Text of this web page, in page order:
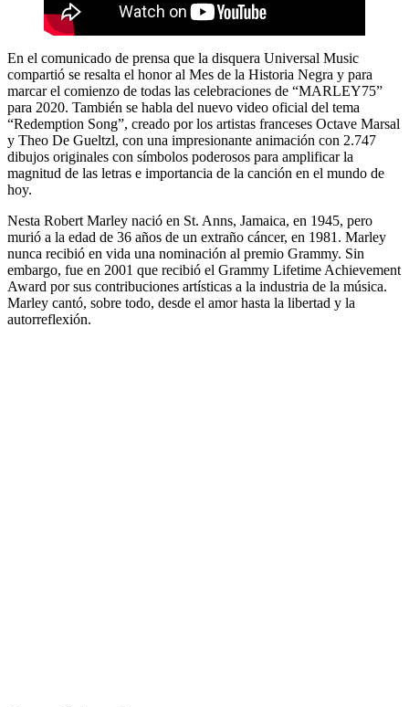
En el comunicado de prensa que la disquera Universal Music
compartió se resalta el honor al Mes de la Historia Negra y para
marcar el comienzo de todas las celebraciones de “MARLEY75”
para 2020. También se habla del nuevo video oficial del tema
“Redemption Song”, creado por los artistas franceses Octave Marsal
y Theo De Gueltzl, con una impresionante animación con 2.747
dibujos originales con símbolos poderosos para amplificar la
magnitud de las letras e importancia de la canción en el mundo de
hoy.
Nesta Robert Marley nació en St. Anns, Jamaica, en 1945, pero
murió a la edad de 36 años de un extraño cáncer, en 1981. Marley
nunca recibió en vida una nominación al premio Grammy. Sin
embargo, fue en 2001 que recibió el Grammy Lifetime Achievement
Award por sus contribuciones artísticas a la industria de la música.
Marley cantó, sobre todo, desde el amor hasta la libertad y la
autorreflexión.